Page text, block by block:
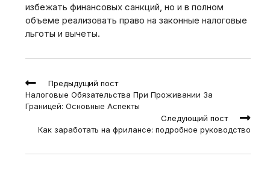
избежать финансовых санкций, но и в полном
объеме реализовать право на законные налоговые
льготы и вычеты.
Read
more
articles
Предыдущий пост
Налоговые Обязательства При Проживании За
Границей: Основные Аспекты
Следующий пост
Как заработать на фрилансе: подробное руководство